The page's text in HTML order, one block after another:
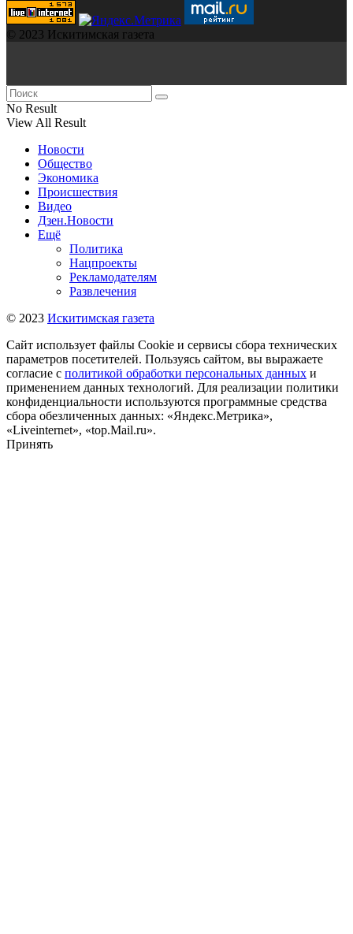
© 2023 Искитимская газета
No Result
View All Result
Новости
Общество
Экономика
Происшествия
Видео
Дзен.Новости
Ещё
Политика
Нацпроекты
Рекламодателям
Развлечения
© 2023 Искитимская газета
Сайт использует файлы Cookie и сервисы сбора технических
параметров посетителей. Пользуясь сайтом, вы выражаете
согласие с политикой обработки персональных данных и
применением данных технологий. Для реализации политики
конфиденциальности используются программные средства
сбора обезличенных данных: «Яндекс.Метрика»,
«Liveinternet», «top.Mail.ru».
Принять